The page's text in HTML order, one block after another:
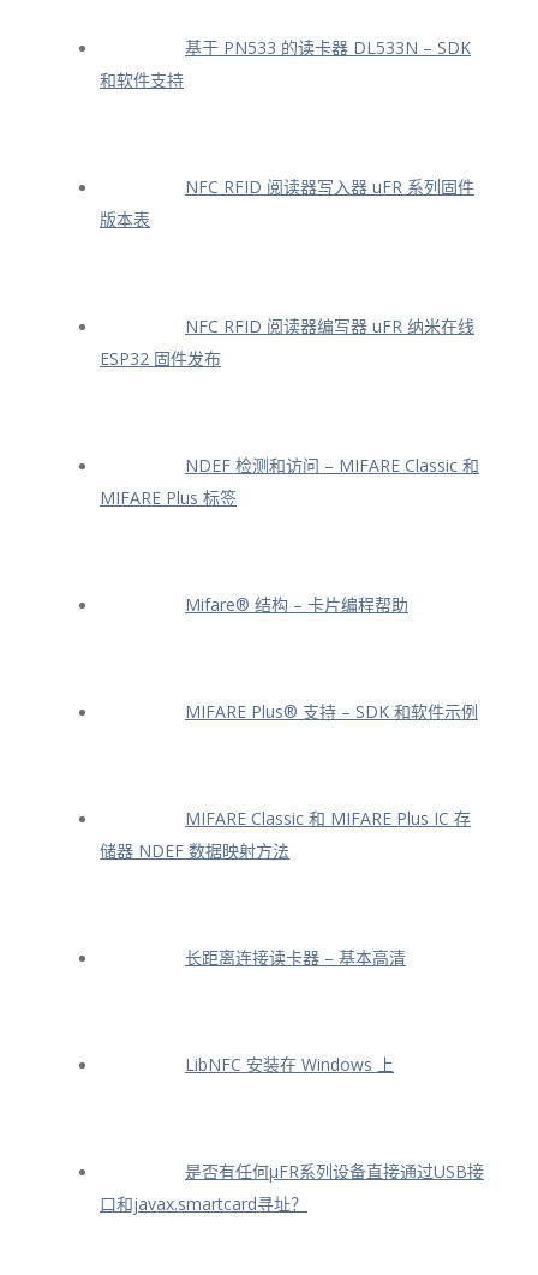
基于 PN533 的读卡器 DL533N – SDK
和软件支持
NFC RFID 阅读器写入器 uFR 系列固件
版本表
NFC RFID 阅读器编写器 uFR 纳米在线
ESP32 固件发布
NDEF 检测和访问 – MIFARE Classic 和
MIFARE Plus 标签
Mifare® 结构 – 卡片编程帮助
MIFARE Plus® 支持 – SDK 和软件示例
MIFARE Classic 和 MIFARE Plus IC 存
储器 NDEF 数据映射方法
长距离连接读卡器 – 基本高清
LibNFC 安装在 Windows 上
是否有任何μFR系列设备直接通过USB接
口和javax.smartcard寻址？